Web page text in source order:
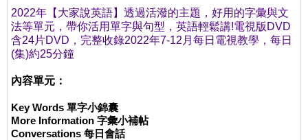
2022年【大家說英語】透過活潑的主題，好用的字彙與文
法等單元，帶你活用單字與句型，英語輕鬆講!電視版DVD
含24片DVD，完整收錄2022年7-12月每日電視教學，每日
(集)約25分鐘
內容單元：
Key Words 單字小錦囊
More Information 字彙小補帖
Conversations 每日會話